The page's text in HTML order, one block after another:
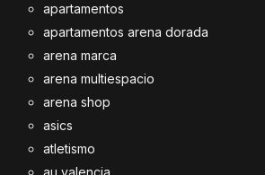
apartamentos
apartamentos arena dorada
arena marca
arena multiespacio
arena shop
asics
atletismo
au valencia